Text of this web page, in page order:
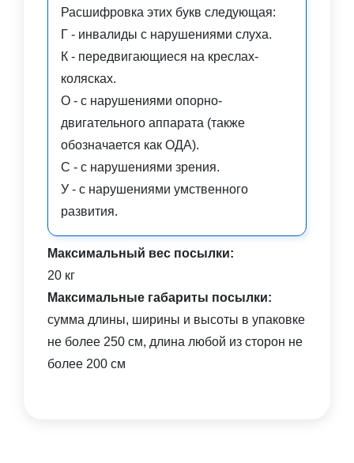
Расшифровка этих букв следующая:
Г - инвалиды с нарушениями слуха.
К - передвигающиеся на креслах-
колясках.
О - с нарушениями опорно-
двигательного аппарата (также
обозначается как ОДА).
С - с нарушениями зрения.
У - с нарушениями умственного
развития.
Максимальный вес посылки:
20 кг
Максимальные габариты посылки:
сумма длины, ширины и высоты в упаковке
не более 250 см, длина любой из сторон не
более 200 см